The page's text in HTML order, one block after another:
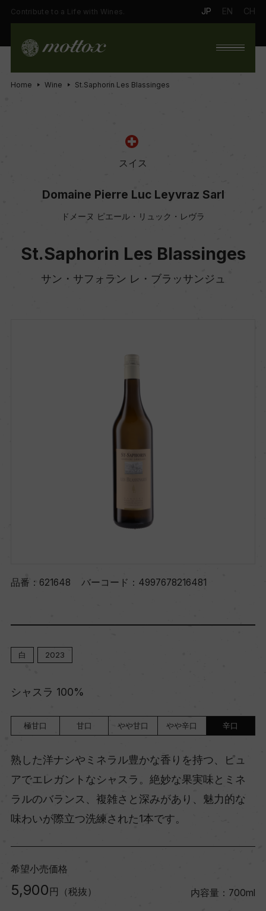
Contribute to a Life with Wines. JP EN CH
Home Wine St.Saphorin Les Blassinges
スイス
Domaine Pierre Luc Leyvraz Sarl
ドメーヌ ピエール・リュック・レヴラ
St.Saphorin Les Blassinges
サン・サフォラン レ・ブラッサンジュ
品番： 621648 バーコード： 4997678216481
白 2023
シャスラ 100%
極甘口 甘口 やや甘口 やや辛口 辛口
熟した洋ナシやミネラル豊かな香りを持つ、ピュ
アでエレガントなシャスラ。絶妙な果実味とミネ
ラルのバランス、複雑さと深みがあり、魅力的な
味わいが際立つ洗練された1本です。
希望小売価格
5,900 円（税抜） 内容量：700ml